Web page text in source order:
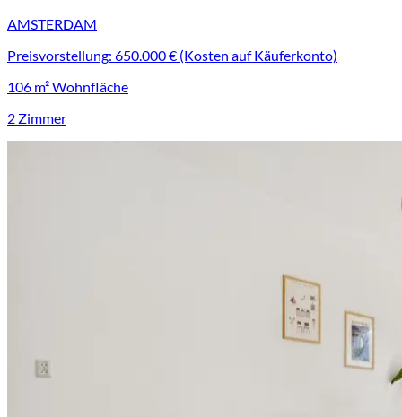
AMSTERDAM
Preisvorstellung: 650.000 € (Kosten auf Käuferkonto)
106 m² Wohnfläche
2 Zimmer